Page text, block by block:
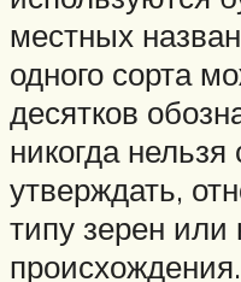
местных
одного сорта
десятков
никогда
утверждать,
типу зерен или